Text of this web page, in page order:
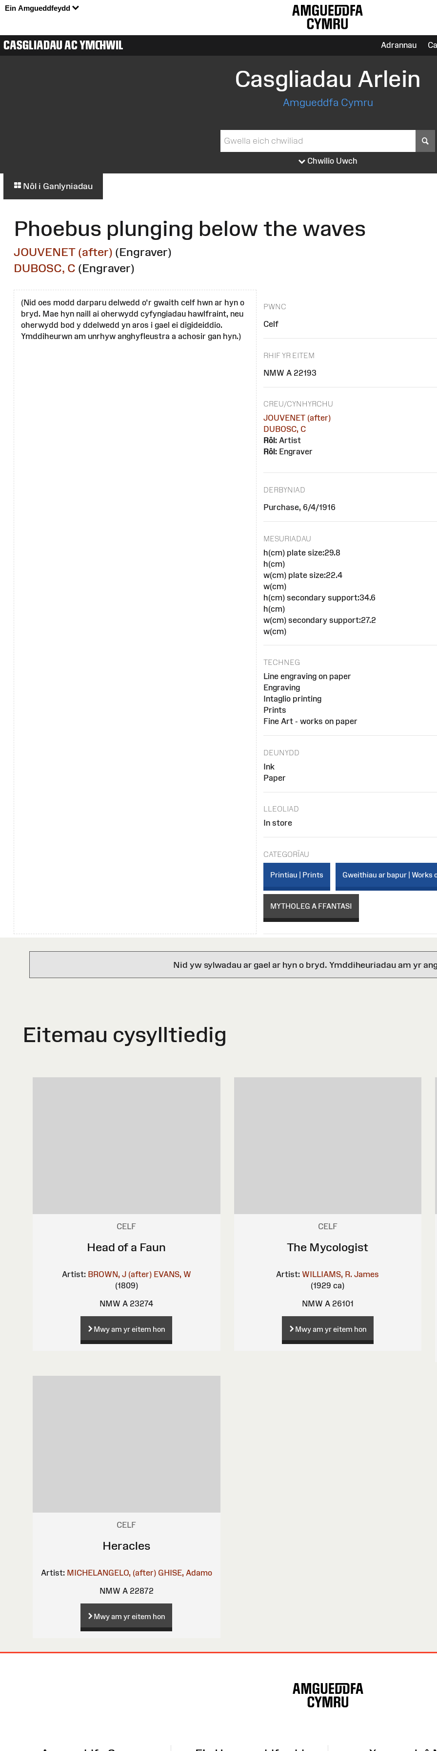
Ein Amgueddfeydd
CASGLIADAU AC YMCHWIL Adrannau
Casgliadau Arlein
Amgueddfa Cymru
Chwilio Uwch
Nôl i Ganlyniadau
Phoebus plunging below the waves
JOUVENET (after) (Engraver)
DUBOSC, C (Engraver)
(Nid oes modd darparu delwedd o'r gwaith celf hwn ar hyn o
bryd. Mae hyn naill ai oherwydd cyfyngiadau hawlfraint, neu
oherwydd bod y ddelwedd yn aros i gael ei digideiddio.
Ymddiheurwn am unrhyw anghyfleustra a achosir gan hyn.)
PWNC
Celf
RHIF YR EITEM
NMW A 22193
CREU/CYNHYRCHU
JOUVENET (after)
DUBOSC, C
Rôl:Artist
Rôl:Engraver
DERBYNIAD
Purchase, 6/4/1916
MESURIADAU
h(cm) plate size:29.8
h(cm)
w(cm) plate size:22.4
w(cm)
h(cm) secondary support:34.6
h(cm)
w(cm) secondary support:27.2
w(cm)
TECHNEG
Line engraving on paper
Engraving
Intaglio printing
Prints
Fine Art - works on paper
DEUNYDD
Ink
Paper
LLEOLIAD
In store
CATEGORÏAU
Printiau | Prints Gweithiau ar bapur | Works
MYTHOLEG A FFANTASI
Nid yw sylwadau ar gael ar hyn o bryd. Ymddiheuriadau am yr
Eitemau cysylltiedig
CELF
Head of a Faun
Artist: BROWN, J (after) EVANS, W
(1809)
NMW A 23274
Mwy am yr eitem hon
CELF
The Mycologist
Artist: WILLIAMS, R. James
(1929 ca)
NMW A 26101
Mwy am yr eitem hon
CELF
Heracles
Artist: MICHELANGELO, (after) GHISE, Adamo
NMW A 22872
Mwy am yr eitem hon